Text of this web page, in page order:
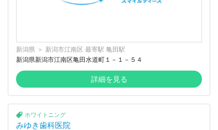
新潟県 ＞ 新潟市江南区 最寄駅 亀田駅
新潟県新潟市江南区亀田水道町１－１－５４
詳細を見る
ホワイトニング
みゆき歯科医院